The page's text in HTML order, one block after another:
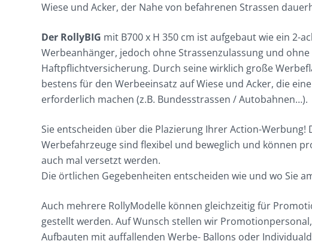
Wiese und Acker, der Nahe von befahrenen Strassen
Der RollyBIG mit B700 x H 350 cm ist aufgebaut wie ein 2-
Werbeanhänger, jedoch ohne Strassenzulassung und ohne
Haftpflichtversicherung. Durch seine wirklich große
bestens für den Werbeeinsatz auf Wiese und Acker, die
erforderlich machen (z.B. Bundesstrassen / Autobahnen…).
Sie entscheiden über die Plazierung Ihrer Action-Werbung!
Werbefahrzeuge sind flexibel und beweglich und können
auch mal versetzt werden.
Die örtlichen Gegebenheiten entscheiden wie und wo Sie
Auch mehrere RollyModelle können gleichzeitig für
gestellt werden. Auf Wunsch stellen wir
Aufbauten mit auffallenden Werbe- Ballons oder